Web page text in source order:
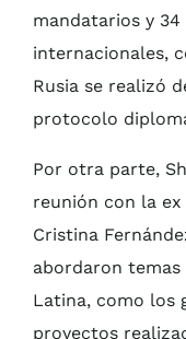
mandatarios y
internacionales,
Rusia se realizó
protocolo
Por otra parte,
reunión con la
Cristina
abordaron
Latina, como los
proyectos